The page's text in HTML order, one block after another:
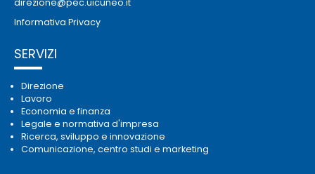
direzione@pec.uicuneo.it
Informativa Privacy
SERVIZI
Direzione
Lavoro
Economia e finanza
Legale e normativa d'impresa
Ricerca, sviluppo e innovazione
Comunicazione, centro studi e marketing